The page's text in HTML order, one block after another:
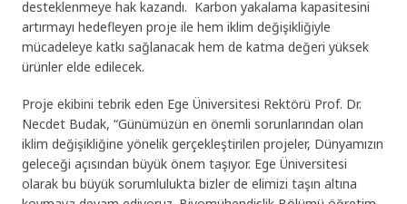
desteklenmeye hak kazandı. Karbon yakalama kapasitesini
artırmayı hedefleyen proje ile hem iklim değişikliğiyle
mücadeleye katkı sağlanacak hem de katma değeri yüksek
ürünler elde edilecek.
Proje ekibini tebrik eden Ege Üniversitesi Rektörü Prof. Dr.
Necdet Budak, “Günümüzün en önemli sorunlarından olan
iklim değişikliğine yönelik gerçekleştirilen projeler, Dünyamızın
geleceği açısından büyük önem taşıyor. Ege Üniversitesi
olarak bu büyük sorumlulukta bizler de elimizi taşın altına